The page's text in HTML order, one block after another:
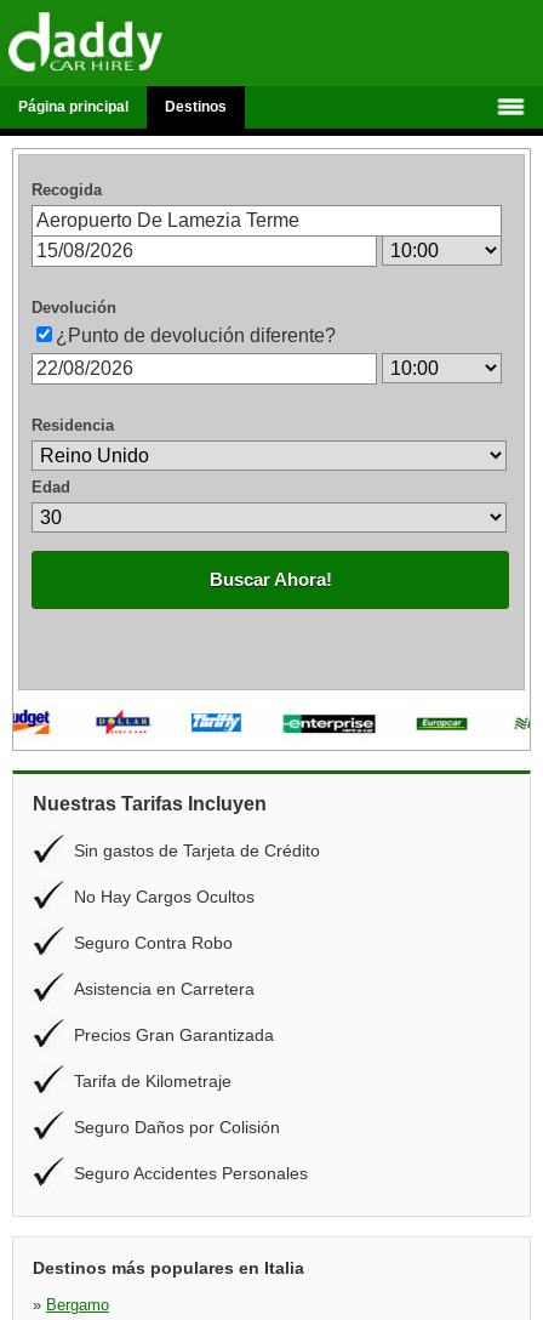
Página principal Destinos
Recogida
Devolución
¿Punto de devolución diferente?
Residencia
Edad
Buscar Ahora!
Nuestras Tarifas Incluyen
Sin gastos de Tarjeta de Crédito
No Hay Cargos Ocultos
Seguro Contra Robo
Asistencia en Carretera
Precios Gran Garantizada
Tarifa de Kilometraje
Seguro Daños por Colisión
Seguro Accidentes Personales
Destinos más populares en Italia
» Bergamo